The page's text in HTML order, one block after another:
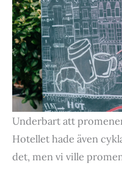
Underbart att
Hotellet hade även
det, men vi ville